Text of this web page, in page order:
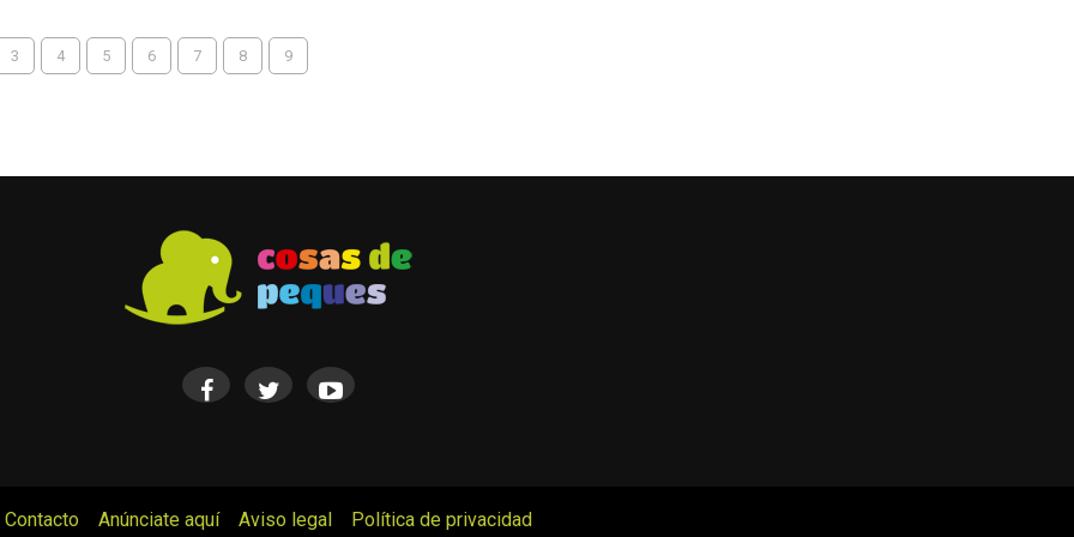
3 4 5 6 7 8 9
Contacto Anúnciate aquí Aviso legal
Política de privacidad